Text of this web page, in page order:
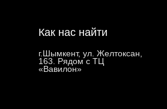
Как нас найти
г.Шымкент, ул. Желтоксан,
163. Рядом с ТЦ
«Вавилон»